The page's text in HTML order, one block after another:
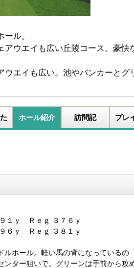
ル。
ウエイも広い丘陵コース。豪快
エイも広い。池やバンカーとグ
ホール紹介 訪問記 プレ
１ｙ Ｒｅｇ ３７６ｙ
６ｙ Ｒｅｇ ３８１ｙ
ルホール。軽い馬の背になっているの
ンター狙いで。グリーンは手前から攻